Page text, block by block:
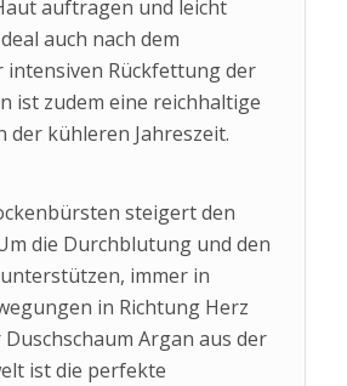
auftragen und leicht
auch nach dem
intensiven Rückfettung der
ist zudem eine reichhaltige
der kühleren Jahreszeit.
steigert den
die Durchblutung und den
immer in
in Richtung Herz
Argan aus der
ist die perfekte